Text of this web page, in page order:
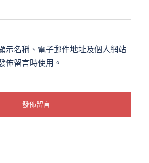
示名稱、電子郵件地址及個人網站
佈留言時使用。